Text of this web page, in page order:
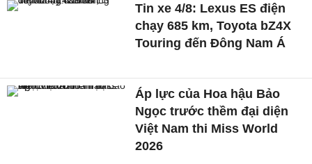
Tin xe 4/8: Lexus ES điện
chạy 685 km, Toyota bZ4X
Touring đến Đông Nam Á
Áp lực của Hoa hậu Bảo
Ngọc trước thềm đại diện
Việt Nam thi Miss World
2026